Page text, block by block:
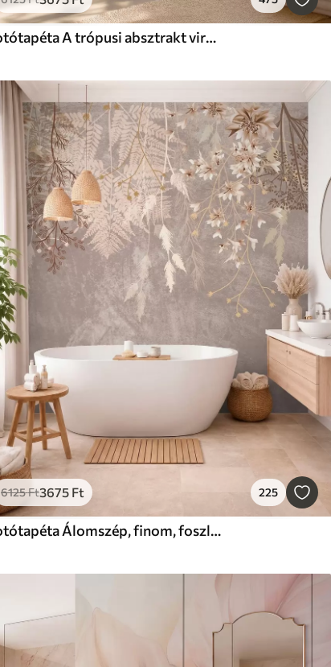
Fotótapéta A trópusi absztrakt virágmintás, nagy pálmalevelekkel, kék és bézs árnyalatokkal buja légkört teremt
6125Ft3675 Ft 225
Fotótapéta Álomszép, finom, foszlós növények, tüskék és virágok barna pasztell színekben, ködös, texturált háttér előtt